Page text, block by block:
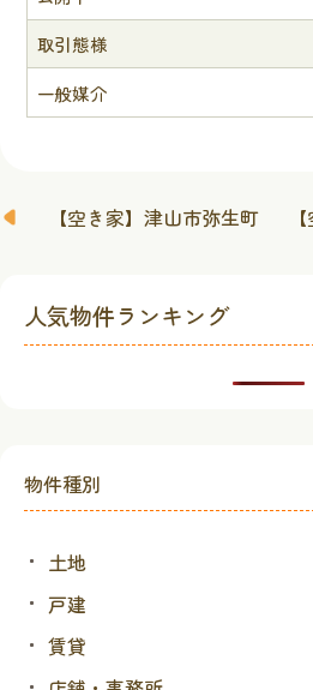
取引態様
一般媒介
投
【空き家】津山市弥生町
人気物件ランキング
物件種別
土地
戸建
賃貸